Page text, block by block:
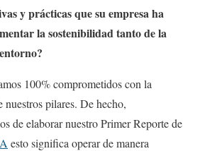
y prácticas que su empresa ha
la sostenibilidad tanto de la
100% comprometidos con la
nuestros pilares. De hecho,
de elaborar nuestro Primer Reporte de
esto significa operar de manera